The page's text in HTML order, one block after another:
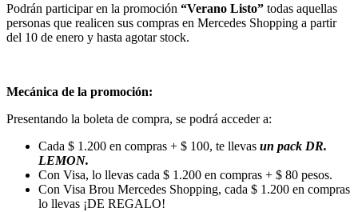
Podrán participar en la promoción “Verano Listo” todas aquellas
personas que realicen sus compras en Mercedes Shopping a partir
del 10 de enero y hasta agotar stock.
Mecánica de la promoción:
Presentando la boleta de compra, se podrá acceder a:
Cada $ 1.200 en compras + $ 100, te llevas un pack DR.
LEMON.
Con Visa, lo llevas cada $ 1.200 en compras + $ 80 pesos.
Con Visa Brou Mercedes Shopping, cada $ 1.200 en compras
lo llevas ¡DE REGALO!